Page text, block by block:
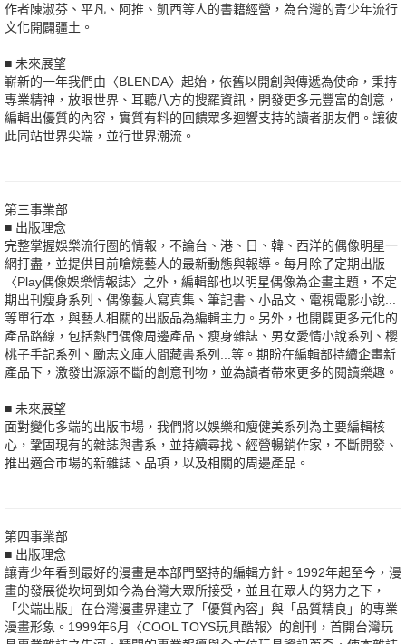
作者陳淑芬、平凡、阿推、凱西等人的書籍經營，為台灣的青少年流行
文化開闢疆土。
■ 未來展望
嶄新的一年我們由〈BLENDA〉起始，依舊以開創與傳遞為使命，秉持
專業精神，放眼世界、耳聽八方的搜羅資訊，開發更多元豐富的創意，
編輯出優質的內容，實質有料的回饋眾多迴響支持的讀者朋友們。讓彼
此同站世界尖端，並行世界潮流。
第三事業部
■ 出版理念
完整掌握娛樂流行圈的情報，不論台、港、日、韓、西洋的偶像明星一
網打盡，並提供目前嗆燒藝人的最新動態與報導。每月除了定期出版
〈Play偶像娛樂情報誌〉之外，編輯部也以明星偶像為企畫主題，不定
期出刊瘦身系列、偶像藝人寫真集、筆記書、小品文、電視電影小說...
等單行本，與藝人相關的出版品為編輯主力。另外，也開闢更多元化的
產品路線，包括熱門偶像周邊產品、瘦身雜誌、男女愛情小說系列、櫻
桃子手記系列、勵志文庫人間藏書系列...等。期盼在編輯部持續企畫新
產品下，激發出源源不斷的創意刊物，並為讀者帶來更多的閱讀樂趣。
■ 未來展望
面對變化多端的出版市場，我們將以娛樂和瘦健美系列為主要編輯核
心，鞏固現有的雜誌與書系，並持續尋找、經營暢銷作家，不斷開發、
推出適合市場的新雜誌、品項，以及相關的周邊產品。
第四事業部
■ 出版理念
讓青少年看到最好的漫畫是本部門堅持的編輯方針。1992年起至今，漫
畫的發展從坎坷到如今為台灣大眾所接受，並且在眾人的努力之下，
「尖端出版」在台灣漫畫界建立了「優質內容」與「品質精良」的專業
漫畫形象。1999年6月〈COOL TOYS玩具酷報〉的創刊，首開台灣玩